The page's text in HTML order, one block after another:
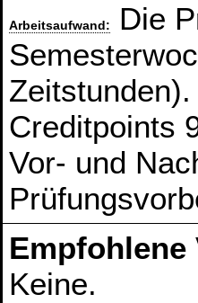
Arbeitsaufwand:
Die
Creditpoints
Vor- und
Empfohlene
Keine.